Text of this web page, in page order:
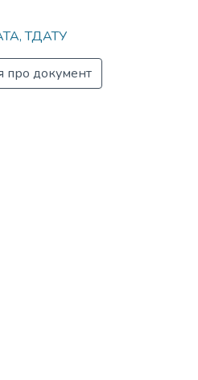
ТДАТУ
про документ